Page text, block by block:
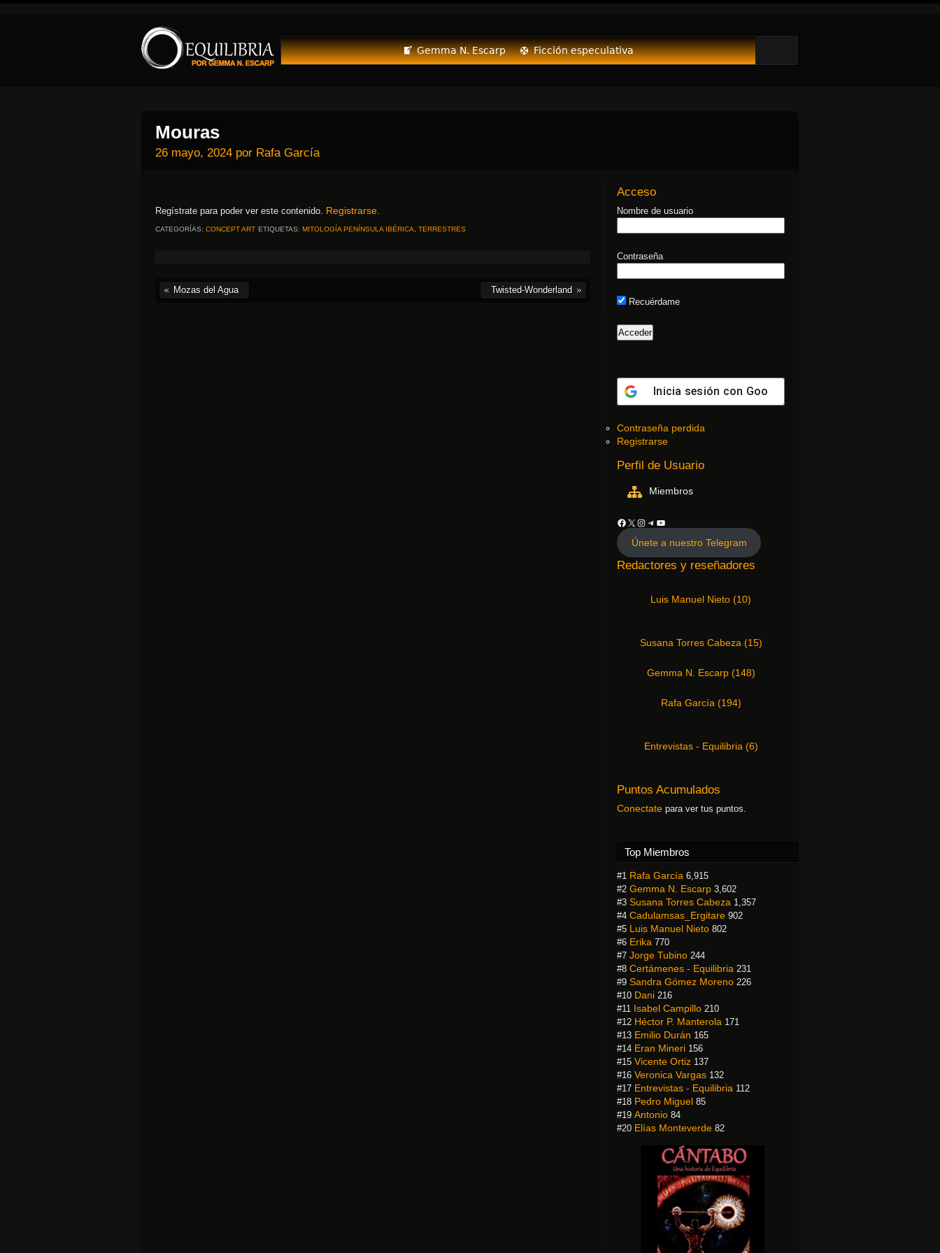
Gemma N. Escarp Ficción especulativa
Mouras
26 mayo, 2024 por Rafa García
Regístrate para poder ver este contenido. Registrarse.
CATEGORÍAS: CONCEPT ART ETIQUETAS: MITOLOGÍA PENÍNSULA IBÉRICA TERRESTRES
Mozas del Agua Twisted-Wonderland
Acceso
Nombre de usuario
Contraseña
Recuérdame
Inicia sesión con Google
Contraseña perdida
Registrarse
Perfil de Usuario
Miembros
Únete a nuestro Telegram
Redactores y reseñadores
Luis Manuel Nieto (10)
Susana Torres Cabeza (15)
Gemma N. Escarp (148)
Rafa García (194)
Entrevistas - Equilibria (6)
Puntos Acumulados
Conectate para ver tus puntos.
Top Miembros
#1 Rafa García 6,915
#2 Gemma N. Escarp 3,602
#3 Susana Torres Cabeza 1,357
#4 Cadulamsas_Ergitare 902
#5 Luis Manuel Nieto 802
#6 Erika 770
#7 Jorge Tubino 244
#8 Certámenes - Equilibria 231
#9 Sandra Gómez Moreno 226
#10 Dani 216
#11 Isabel Campillo 210
#12 Héctor P. Manterola 171
#13 Emilio Durán 165
#14 Eran Mineri 156
#15 Vicente Ortiz 137
#16 Veronica Vargas 132
#17 Entrevistas - Equilibria 112
#18 Pedro Miguel 85
#19 Antonio 84
#20 Elías Monteverde 82